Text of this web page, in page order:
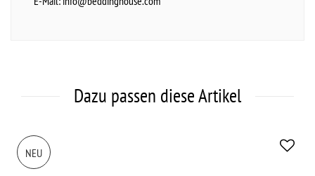
Dazu passen diese Artikel
NEU